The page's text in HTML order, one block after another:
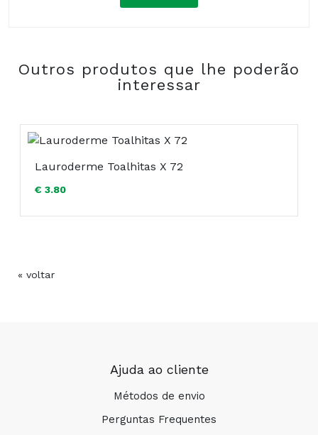
COMPRAR
Outros produtos que lhe poderão
interessar
Lauroderme Toalhitas X 72
€ 3.80
« voltar
Ajuda ao cliente
Métodos de envio
Perguntas Frequentes